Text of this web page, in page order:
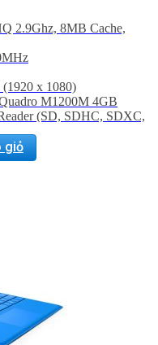
2.9Ghz, 8MB Cache,
x 1080)
M1200M 4GB
(SD, SDHC, SDXC,
and microphone
life indicator
– BH Dell toàn cầu
phí trọn đời
kiện
giỏ